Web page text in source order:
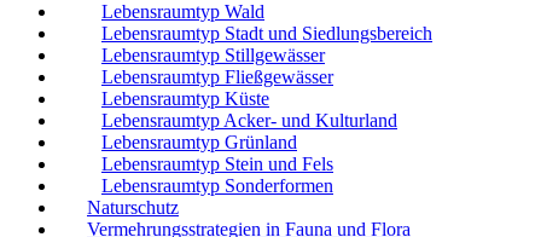
Lebensraumtyp Wald
Lebensraumtyp Stadt und Siedlungsbereich
Lebensraumtyp Stillgewässer
Lebensraumtyp Fließgewässer
Lebensraumtyp Küste
Lebensraumtyp Acker- und Kulturland
Lebensraumtyp Grünland
Lebensraumtyp Stein und Fels
Lebensraumtyp Sonderformen
Naturschutz
Vermehrungsstrategien in Fauna und Flora